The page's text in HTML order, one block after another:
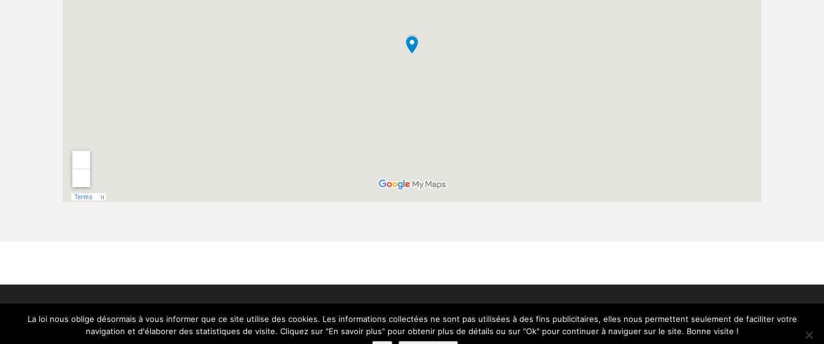
RéalisationSigné Marion.
Mentions LégalesetPlan du site
La loi nous oblige désormais à vous informer que ce site utilise des cookies. Les informations collectées ne sont pas utilisées à des fins publicitaires, elles nous permettent seulement de faciliter votre
navigation et d'élaborer des statistiques de visite. Cliquez sur "En savoir plus" pour obtenir plus de détails ou sur "Ok" pour continuer à naviguer sur le site. Bonne visite !